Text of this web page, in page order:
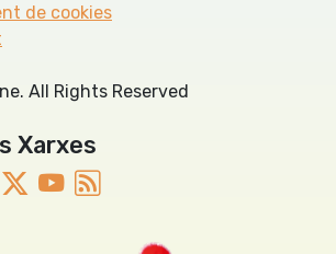
de cookies
All Rights Reserved
Xarxes